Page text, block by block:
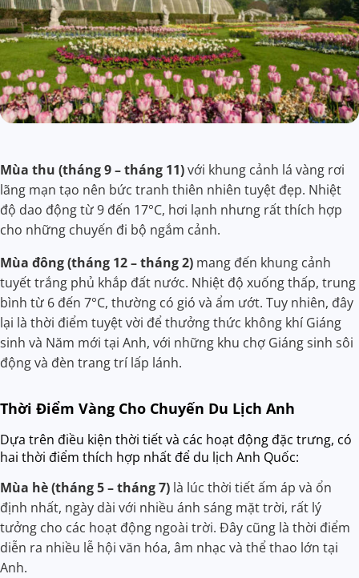
Mùa thu (tháng 9 – tháng 11)với khung cảnh lá vàng rơi
lãng mạn tạo nên bức tranh thiên nhiên tuyệt đẹp. Nhiệt
độ dao động từ 9 đến 17°C, hơi lạnh nhưng rất thích hợp
cho những chuyến đi bộ ngắm cảnh.
Mùa đông (tháng 12 – tháng 2) mang đến khung cảnh
tuyết trắng phủ khắp đất nước. Nhiệt độ xuống thấp, trung
bình từ 6 đến 7°C, thường có gió và ẩm ướt. Tuy nhiên, đây
lại là thời điểm tuyệt vời để thưởng thức không khí Giáng
sinh và Năm mới tại Anh, với những khu chợ Giáng sinh sôi
động và đèn trang trí lấp lánh.
Thời Điểm Vàng Cho Chuyến Du Lịch Anh
Dựa trên điều kiện thời tiết và các hoạt động đặc trưng, có
hai thời điểm thích hợp nhất để du lịch Anh Quốc:
Mùa hè (tháng 5 – tháng 7) là lúc thời tiết ấm áp và ổn
định nhất, ngày dài với nhiều ánh sáng mặt trời, rất lý
tưởng cho các hoạt động ngoài trời. Đây cũng là thời điểm
diễn ra nhiều lễ hội văn hóa, âm nhạc và thể thao lớn tại
Anh.